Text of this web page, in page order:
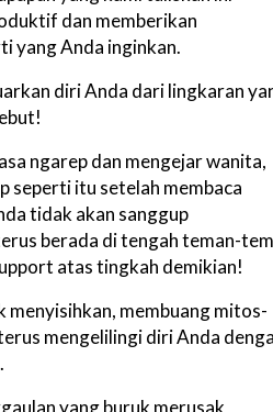
dan memberikan
yang Anda inginkan.
diri Anda dari lingkaran
ngarep dan mengejar wanita,
seperti itu setelah membaca
tidak akan sanggup
berada di tengah teman-
atas tingkah demikian!
menyisihkan, membuang mitos-
mengelilingi diri Anda